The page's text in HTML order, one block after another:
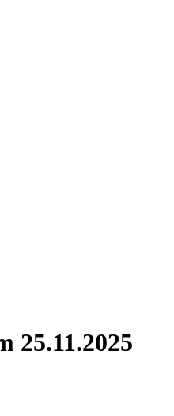
25.11.2025